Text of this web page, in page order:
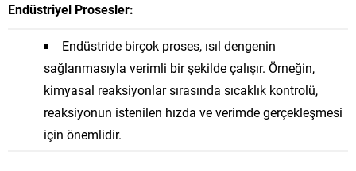
Endüstriyel Prosesler:
Endüstride birçok proses, ısıl dengenin
sağlanmasıyla verimli bir şekilde çalışır. Örneğin,
kimyasal reaksiyonlar sırasında sıcaklık kontrolü,
reaksiyonun istenilen hızda ve verimde gerçekleşmesi
için önemlidir.